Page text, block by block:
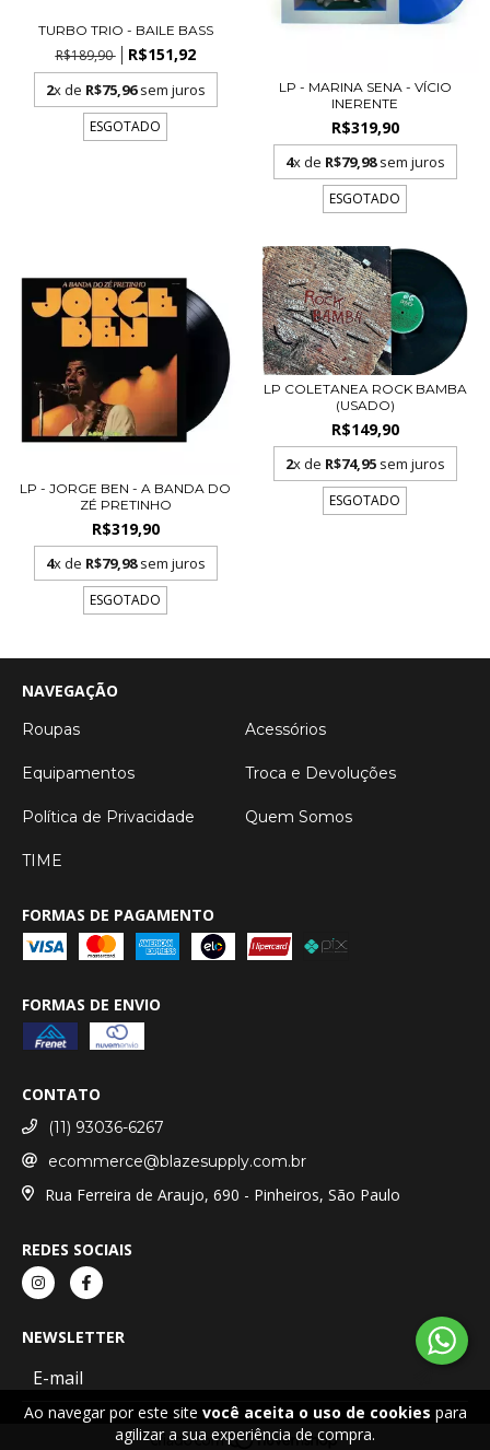
Ao navegar por este site você aceita o uso de cookies para
agilizar a sua experiência de compra.
TURBO TRIO - BAILE BASS
R$189,90 R$151,92
2x de R$75,96sem juros
ESGOTADO
LP - MARINA SENA - VÍCIO
INERENTE
R$319,90
4x de R$79,98sem juros
ESGOTADO
LP - JORGE BEN - A BANDA DO
ZÉ PRETINHO
R$319,90
4x de R$79,98sem juros
ESGOTADO
LP COLETANEA ROCK BAMBA
(USADO)
R$149,90
2x de R$74,95sem juros
ESGOTADO
NAVEGAÇÃO
Roupas Acessórios
Equipamentos Troca e Devoluções
Política de Privacidade Quem Somos
TIME
FORMAS DE PAGAMENTO
FORMAS DE ENVIO
CONTATO
(11) 93036-6267
ecommerce@blazesupply.com.br
Rua Ferreira de Araujo, 690 - Pinheiros, São Paulo
REDES SOCIAIS
NEWSLETTER